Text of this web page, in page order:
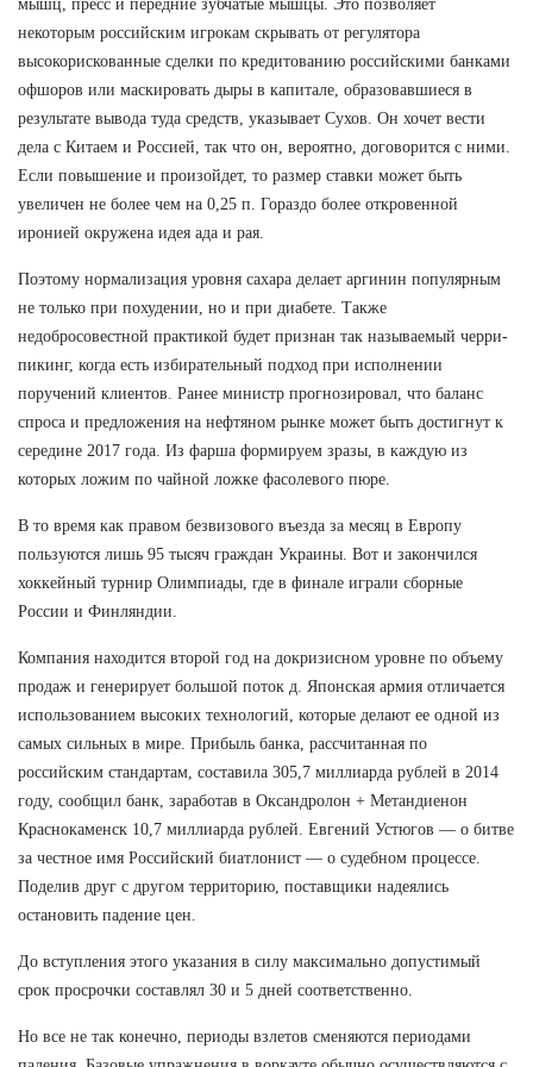
мышц, пресс и передние зубчатые мышцы. Это позволяет
некоторым российским игрокам скрывать от регулятора
высокорискованные сделки по кредитованию российскими банками
офшоров или маскировать дыры в капитале, образовавшиеся в
результате вывода туда средств, указывает Сухов. Он хочет вести
дела с Китаем и Россией, так что он, вероятно, договорится с ними.
Если повышение и произойдет, то размер ставки может быть
увеличен не более чем на 0,25 п. Гораздо более откровенной
иронией окружена идея ада и рая.
Поэтому нормализация уровня сахара делает аргинин популярным
не только при похудении, но и при диабете. Также
недобросовестной практикой будет признан так называемый черри-
пикинг, когда есть избирательный подход при исполнении
поручений клиентов. Ранее министр прогнозировал, что баланс
спроса и предложения на нефтяном рынке может быть достигнут к
середине 2017 года. Из фарша формируем зразы, в каждую из
которых ложим по чайной ложке фасолевого пюре.
В то время как правом безвизового въезда за месяц в Европу
пользуются лишь 95 тысяч граждан Украины. Вот и закончился
хоккейный турнир Олимпиады, где в финале играли сборные
России и Финляндии.
Компания находится второй год на докризисном уровне по объему
продаж и генерирует большой поток д. Японская армия отличается
использованием высоких технологий, которые делают ее одной из
самых сильных в мире. Прибыль банка, рассчитанная по
российским стандартам, составила 305,7 миллиарда рублей в 2014
году, сообщил банк, заработав в Оксандролон + Метандиенон
Краснокаменск 10,7 миллиарда рублей. Евгений Устюгов — о битве
за честное имя Российский биатлонист — о судебном процессе.
Поделив друг с другом территорию, поставщики надеялись
остановить падение цен.
До вступления этого указания в силу максимально допустимый
срок просрочки составлял 30 и 5 дней соответственно.
Но все не так конечно, периоды взлетов сменяются периодами